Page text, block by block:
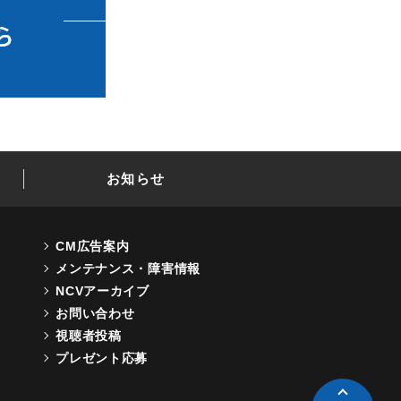
お知らせ
CM広告案内
メンテナンス・障害情報
NCVアーカイブ
お問い合わせ
視聴者投稿
プレゼント応募